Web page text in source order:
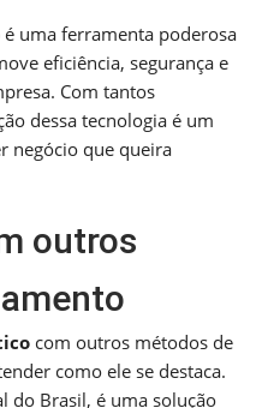
é uma ferramenta poderosa
eficiência, segurança e
Com tantos
dessa tecnologia é um
negócio que queira
outros
com outros métodos de
como ele se destaca.
do Brasil, é uma solução